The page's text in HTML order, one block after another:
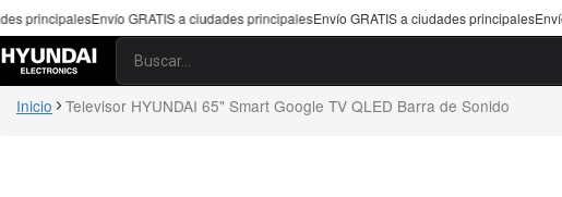
GRATIS a ciudades principalesEnvío GRATIS a ciudades principalesEnvío GRATIS a
Buscar
Inicio Televisor HYUNDAI 65" Smart Google TV QLED Barra de Sonido